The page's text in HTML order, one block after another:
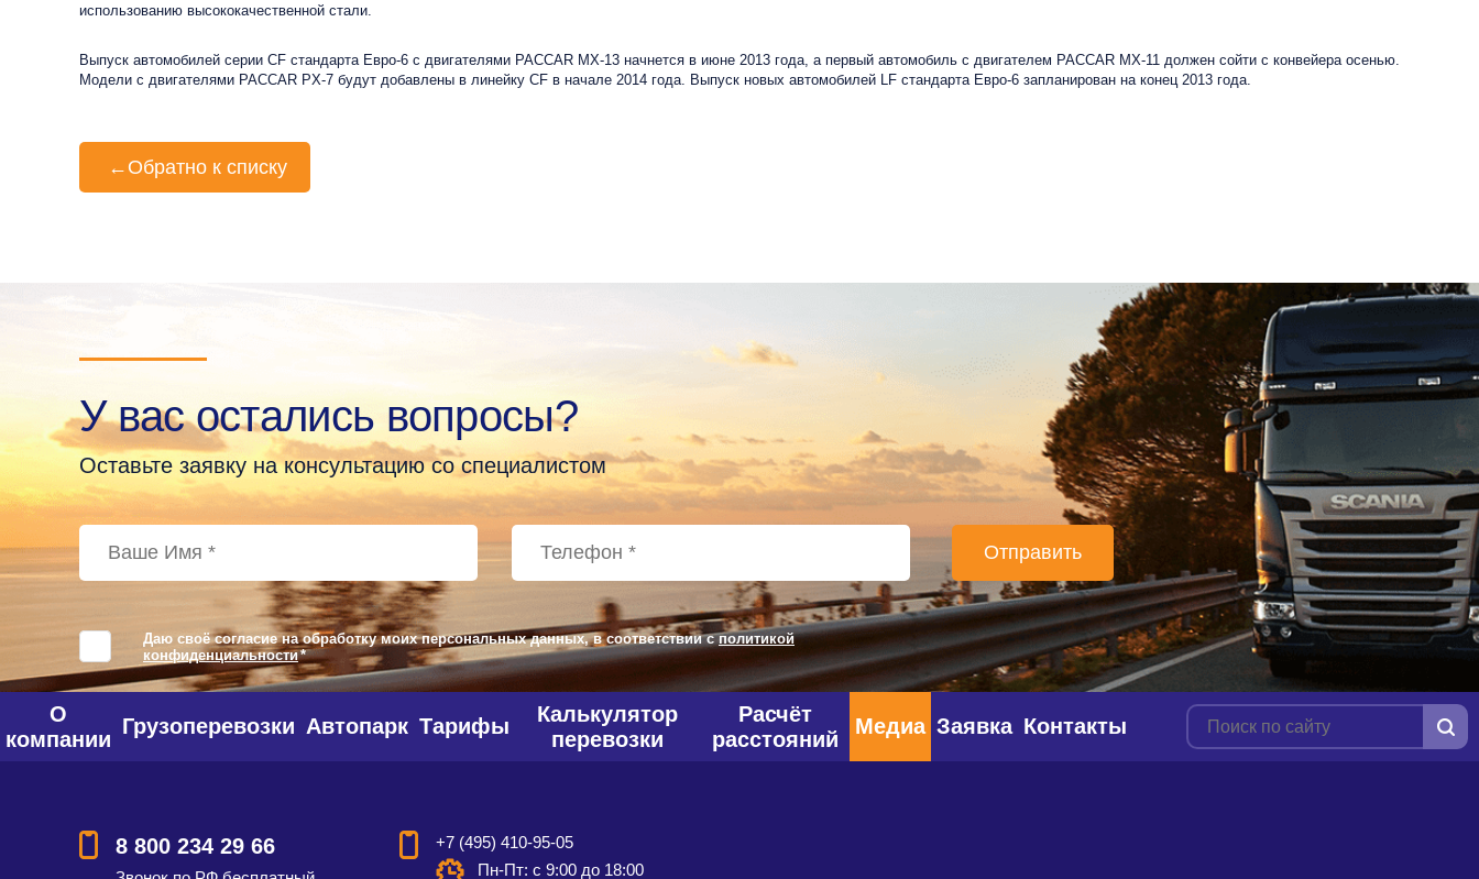
использованию высококачественной стали.
Выпуск автомобилей серии CF стандарта Евро-6 с двигателями PACCAR MX-13 начнется в июне 2013 года, а первый автомобиль с двигателем PACCAR MX-11 должен сойти с конвейера осенью.
Модели с двигателями PACCAR PX-7 будут добавлены в линейку CF в начале 2014 года. Выпуск новых автомобилей LF стандарта Евро-6 запланирован на конец 2013 года.
← Обратно к списку
У вас остались вопросы?
Оставьте заявку на консультацию со специалистом
Даю своё согласие на обработку моих персональных данных, в соответствии сполитикой
конфиденциальности*
О
компании
Грузоперевозки Автопарк Тарифы
Калькулятор
перевозки
Расчёт
расстояний
Медиа Заявка Контакты
8 800 234 29 66
+7 (495) 410-95-05
Пн-Пт: с 9:00 до 18:00